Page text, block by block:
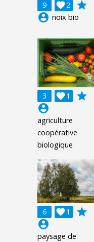
9 2

grade
account_circle noix bio
3 1

grade
account_circle
agriculture
coopérative
biologique
6 1

grade
account_circle
paysage de